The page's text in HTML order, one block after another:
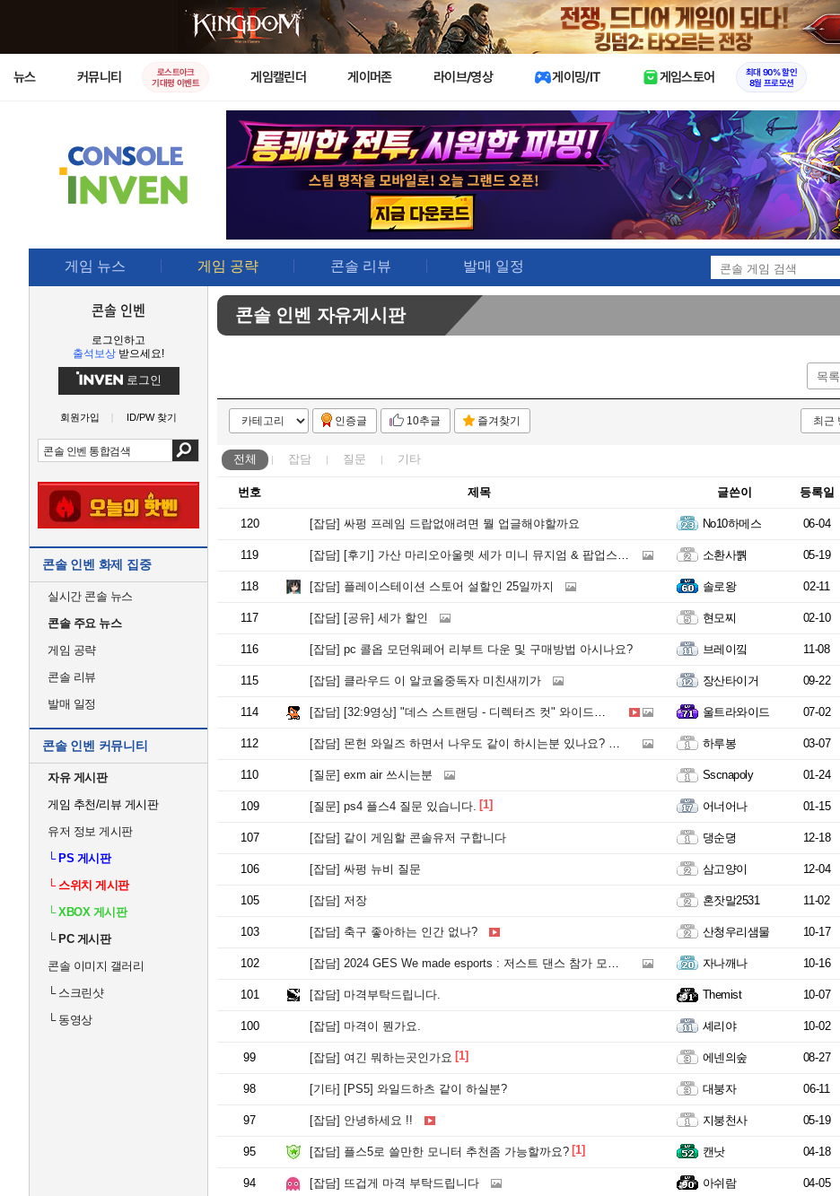
X
뉴스 커뮤니티
로스트아크
기대평 이벤트
게임캘린더 게이머존 라이브/영상 게이밍/IT 게임스토어
최대 90% 할인
8월 프로모션
게임 뉴스 게임 공략 콘솔 리뷰 발매 일정
콘솔 인벤
로그인하고
출석보상 받으세요!
로그인
회원가입 ID/PW 찾기
콘솔 인벤 화제 집중
실시간 콘솔 뉴스
콘솔 주요 뉴스
게임 공략
콘솔 리뷰
발매 일정
콘솔 인벤 커뮤니티
자유 게시판
게임 추천/리뷰 게시판
유저 정보 게시판
└PS 게시판
└스위치 게시판
└XBOX 게시판
└PC 게시판
콘솔 이미지 갤러리
└스크린샷
└동영상
콘솔 인벤 자유게시판
목록
인증글 10추글 즐겨찾기
전체 잡담 질문 기타
번호 제목 글쓴이 등록일
120 [잡담] 싸펑 프레임 드랍없애려면 뭘 업글해야할까요 No10하메스 06-04
119 [잡담] [후기] 가산 마리오아울렛 세가 미니 뮤지엄 & 팝업스토어 소환사뿱 05-19
118 [잡담] 플레이스테이션 스토어 설할인 25일까지 솔로왕 02-11
117 [잡담] [공유] 세가 할인 현모찌 02-10
116 [잡담] pc 콜옵 모던워페어 리부트 다운 및 구매방법 아시나요? 브레이낔 11-08
115 [잡담] 클라우드 이 알코올중독자 미친새끼가 장산타이거 09-22
114 [잡담] [32:9영상] "데스 스트랜딩 - 디렉터즈 컷" 와이드로 다시 즐겨 봅니다. 울트라와이드 07-02
112 [잡담] 몬헌 와일즈 하면서 나우도 같이 하시는분 있나요? 콜라보 템 주네요 하루봉 03-07
110 [질문] exm air 쓰시는분 Sscnapoly 01-24
109 [질문] ps4 플스4 질문 있습니다. [1] 어너어나 01-15
107 [잡담] 같이 게임할 콘솔유저 구합니다 댕순뎡 12-18
106 [잡담] 싸펑 뉴비 질문 삼고양이 12-04
105 [잡담] 저장 혼잣말2531 11-02
103 [잡담] 축구 좋아하는 인간 없나? 산청우리샘물 10-17
102 [잡담] 2024 GES We made esports : 저스트 댄스 참가 모집 안내 자나깨나 10-16
101 [잡담] 마격부탁드립니다. Themist 10-07
100 [잡담] 마격이 뭔가요. 셰리야 10-02
99 [잡담] 여긴 뭐하는곳인가요 [1] 에넨의숲 08-27
98 [기타] [PS5] 와일드하츠 같이 하실분? 대붕자 06-11
97 [잡담] 안녕하세요 !! 지붕천사 05-19
95 [잡담] 플스5로 쓸만한 모니터 추천좀 가능할까요? [1] 캔낫 04-18
94 [잡담] 뜨겁게 마격 부탁드립니다 아쉬람 04-05